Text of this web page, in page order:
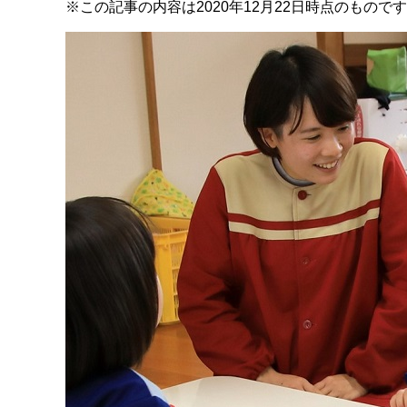
※この記事の内容は2020年12月22日時点のもので